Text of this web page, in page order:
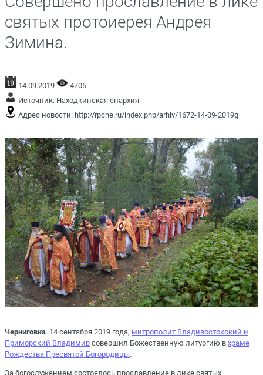
святых протоиерея Андрея
Зимина.
14.09.2019
4705
Источник: Находкинская епархия
Адрес новости: http://rpcne.ru/index.php/arhiv/1672-14-09-2019g
Черниговка. 14 сентября 2019 года, митрополит Владивостокский и
Приморский Владимир совершил Божественную литургию в храме
Рождества Пресвятой Богородицы.
За богослужением состоялось прославление в лике святых